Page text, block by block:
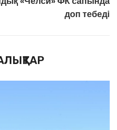
доп тебеді